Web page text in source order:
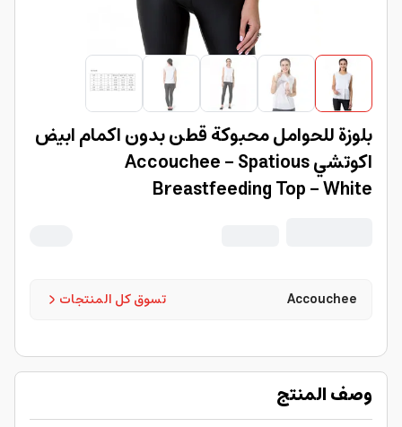
بلوزة للحوامل محبوكة قطن بدون اكمام ابيض
اكوتشي Accouchee - Spatious
Breastfeeding Top - White
تسوق كل المنتجات Accouchee
وصف المنتج